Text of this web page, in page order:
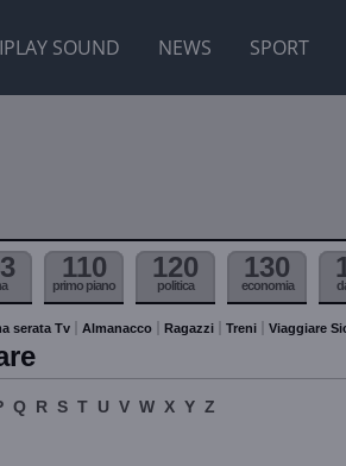
SOUND NEWS SPORT
110
primo piano
120
politica
130
economia
serata Tv Almanacco Ragazzi Treni Viaggiare
Q R S T U V W X Y Z